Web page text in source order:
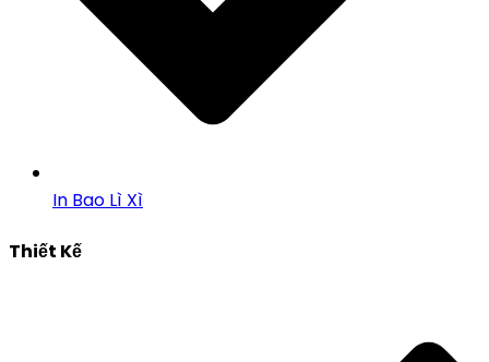
In Bao Lì Xì
Thiết Kế